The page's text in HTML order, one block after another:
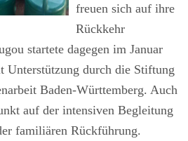
freuen sich auf ihre
Rückkehr
startete dagegen im Januar
Unterstützung durch die Stiftung
Baden-Württemberg. Auch
auf der intensiven Begleitung
familiären Rückführung.